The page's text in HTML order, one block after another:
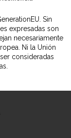
Sin
expresadas son
necesariamente
Ni la Unión
consideradas